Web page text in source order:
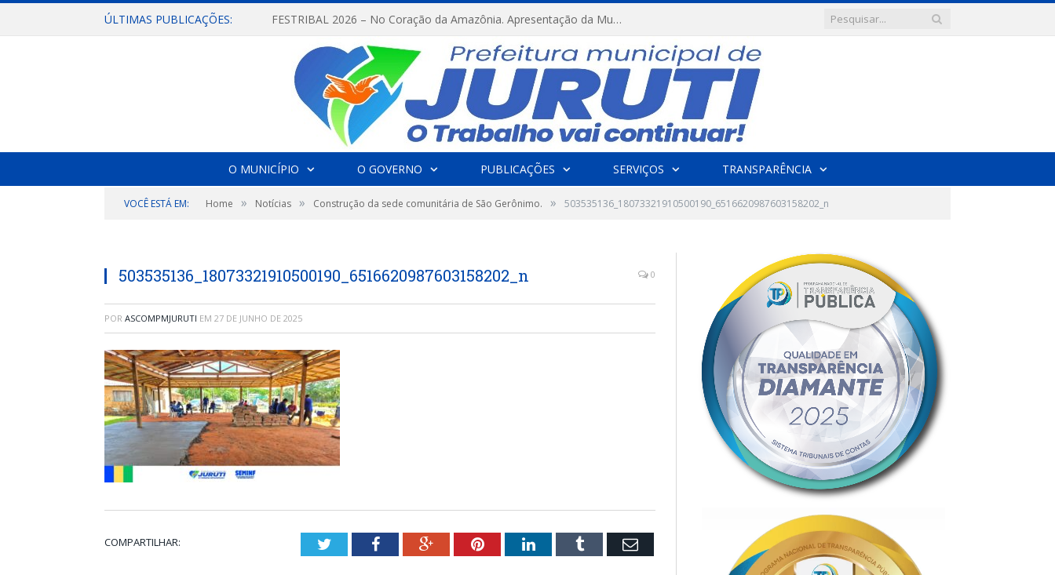
ÚLTIMAS PUBLICAÇÕES: FESTRIBAL 2026 – No Coração da Amazônia. Apresentação da Munduruku.
O MUNICÍPIO O GOVERNO PUBLICAÇÕES SERVIÇOS TRANSPARÊNCIA
VOCÊ ESTÁ EM: Home » Notícias » Construção da sede comunitária de São Gerônimo. » 503535136_18073321910500190_6516620987603158202_n
503535136_18073321910500190_6516620987603158202_n 0
POR ASCOMPMJURUTI EM 27 DE JUNHO DE 2025
COMPARTILHAR: TwitterFacebookGoogle+PinterestLinkedInTumblr Email